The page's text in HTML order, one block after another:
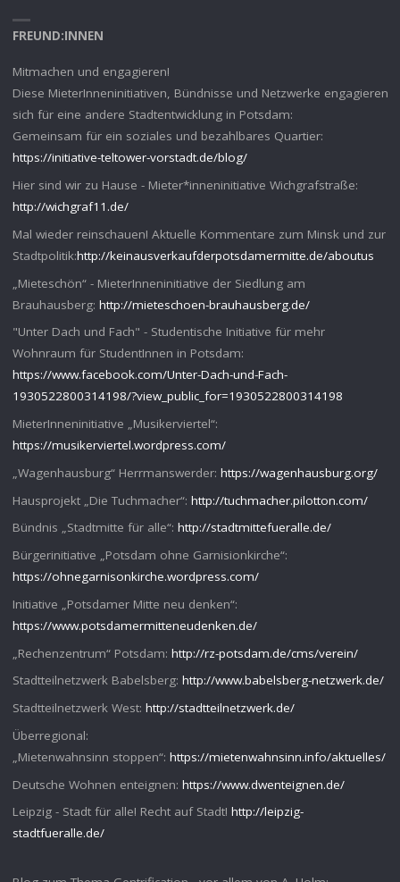
FREUND:INNEN
Mitmachen und engagieren!
Diese MieterInneninitiativen, Bündnisse und Netzwerke engagieren
sich für eine andere Stadtentwicklung in Potsdam:
Gemeinsam für ein soziales und bezahlbares Quartier:
https://initiative-teltower-vorstadt.de/blog/
Hier sind wir zu Hause - Mieter*inneninitiative Wichgrafstraße:
http://wichgraf11.de/
Mal wieder reinschauen! Aktuelle Kommentare zum Minsk und zur
Stadtpolitik:http://keinausverkaufderpotsdamermitte.de/aboutus
„Mieteschön“ - MieterInneninitiative der Siedlung am
Brauhausberg: http://mieteschoen-brauhausberg.de/
"Unter Dach und Fach" - Studentische Initiative für mehr
Wohnraum für StudentInnen in Potsdam:
https://www.facebook.com/Unter-Dach-und-Fach-
1930522800314198/?view_public_for=1930522800314198
MieterInneninitiative „Musikerviertel“:
https://musikerviertel.wordpress.com/
„Wagenhausburg“ Herrmanswerder: https://wagenhausburg.org/
Hausprojekt „Die Tuchmacher“: http://tuchmacher.pilotton.com/
Bündnis „Stadtmitte für alle“: http://stadtmittefueralle.de/
Bürgerinitiative „Potsdam ohne Garnisionkirche“:
https://ohnegarnisonkirche.wordpress.com/
Initiative „Potsdamer Mitte neu denken“:
https://www.potsdamermitteneudenken.de/
„Rechenzentrum“ Potsdam: http://rz-potsdam.de/cms/verein/
Stadtteilnetzwerk Babelsberg: http://www.babelsberg-netzwerk.de/
Stadtteilnetzwerk West: http://stadtteilnetzwerk.de/
Überregional:
„Mietenwahnsinn stoppen“: https://mietenwahnsinn.info/aktuelles/
Deutsche Wohnen enteignen: https://www.dwenteignen.de/
Leipzig - Stadt für alle! Recht auf Stadt! http://leipzig-
stadtfueralle.de/